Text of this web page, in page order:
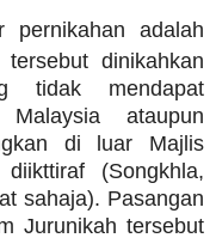
pernikahan adalah
dinikahkan
tidak mendapat
ataupun
di luar Majlis
(Songkhla,
sahaja). Pasangan
Jurunikah tersebut